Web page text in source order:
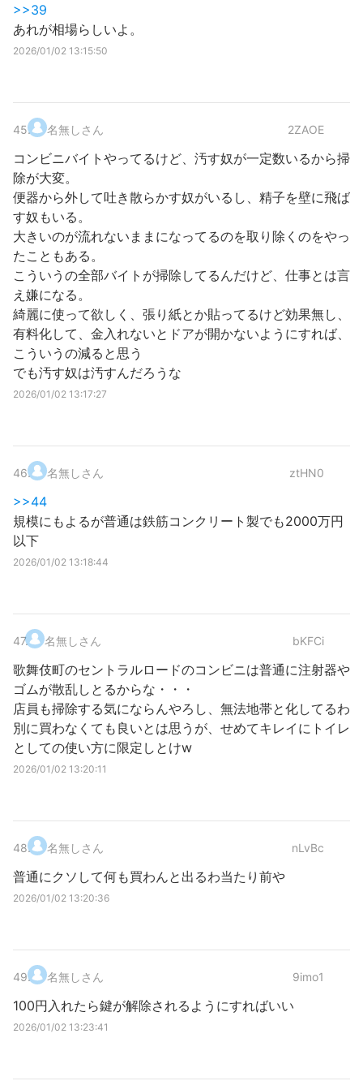
>>39
あれが相場らしいよ。
2026/01/02 13:15:50
45. 名無しさん 2ZAOE
コンビニバイトやってるけど、汚す奴が一定数いるから掃
除が大変。
便器から外して吐き散らかす奴がいるし、精子を壁に飛ば
す奴もいる。
大きいのが流れないままになってるのを取り除くのをやっ
たこともある。
こういうの全部バイトが掃除してるんだけど、仕事とは言
え嫌になる。
綺麗に使って欲しく、張り紙とか貼ってるけど効果無し、
有料化して、金入れないとドアが開かないようにすれば、
こういうの減ると思う
でも汚す奴は汚すんだろうな
2026/01/02 13:17:27
46. 名無しさん ztHN0
>>44
規模にもよるが普通は鉄筋コンクリート製でも2000万円
以下
2026/01/02 13:18:44
47. 名無しさん bKFCi
歌舞伎町のセントラルロードのコンビニは普通に注射器や
ゴムが散乱しとるからな・・・
店員も掃除する気にならんやろし、無法地帯と化してるわ
別に買わなくても良いとは思うが、せめてキレイにトイレ
としての使い方に限定しとけw
2026/01/02 13:20:11
48. 名無しさん nLvBc
普通にクソして何も買わんと出るわ当たり前や
2026/01/02 13:20:36
49. 名無しさん 9imo1
100円入れたら鍵が解除されるようにすればいい
2026/01/02 13:23:41